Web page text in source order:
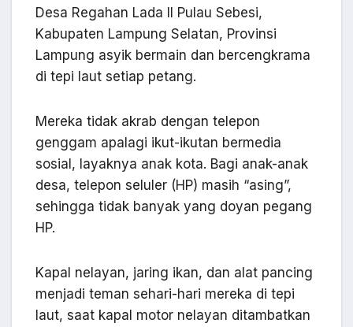
Desa Regahan Lada II Pulau Sebesi,
Kabupaten Lampung Selatan, Provinsi
Lampung asyik bermain dan bercengkrama
di tepi laut setiap petang.
Mereka tidak akrab dengan telepon
genggam apalagi ikut-ikutan bermedia
sosial, layaknya anak kota. Bagi anak-anak
desa, telepon seluler (HP) masih “asing”,
sehingga tidak banyak yang doyan pegang
HP.
Kapal nelayan, jaring ikan, dan alat pancing
menjadi teman sehari-hari mereka di tepi
laut, saat kapal motor nelayan ditambatkan